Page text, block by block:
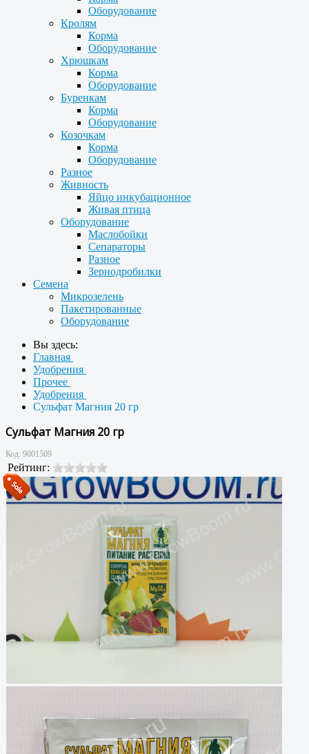
Оборудование
Кролям
Корма
Оборудование
Хрюшкам
Корма
Оборудование
Буренкам
Корма
Оборудование
Козочкам
Корма
Оборудование
Разное
Живность
Яйцо инкубационное
Живая птица
Оборудование
Маслобойки
Сепараторы
Разное
Зернодробилки
Семена
Микрозелень
Пакетированные
Оборудование
Вы здесь:
Главная
Удобрения
Прочее
Удобрения
Сульфат Магния 20 гр
Сульфат Магния 20 гр
Код: 9001509
Рейтинг: